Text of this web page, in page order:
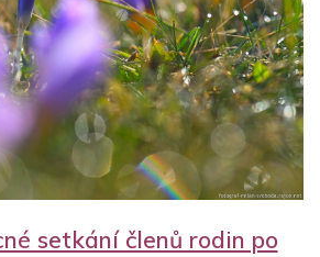
setkání členů rodin po